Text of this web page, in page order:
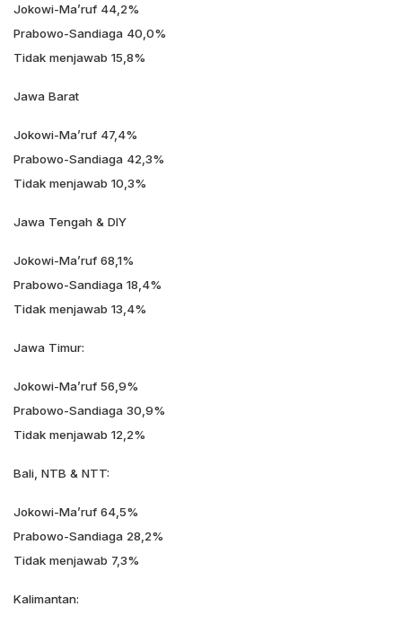
Jokowi-Ma’ruf 44,2%
Prabowo-Sandiaga 40,0%
Tidak menjawab 15,8%
Jawa Barat
Jokowi-Ma’ruf 47,4%
Prabowo-Sandiaga 42,3%
Tidak menjawab 10,3%
Jawa Tengah & DIY
Jokowi-Ma’ruf 68,1%
Prabowo-Sandiaga 18,4%
Tidak menjawab 13,4%
Jawa Timur:
Jokowi-Ma’ruf 56,9%
Prabowo-Sandiaga 30,9%
Tidak menjawab 12,2%
Bali, NTB & NTT:
Jokowi-Ma’ruf 64,5%
Prabowo-Sandiaga 28,2%
Tidak menjawab 7,3%
Kalimantan: